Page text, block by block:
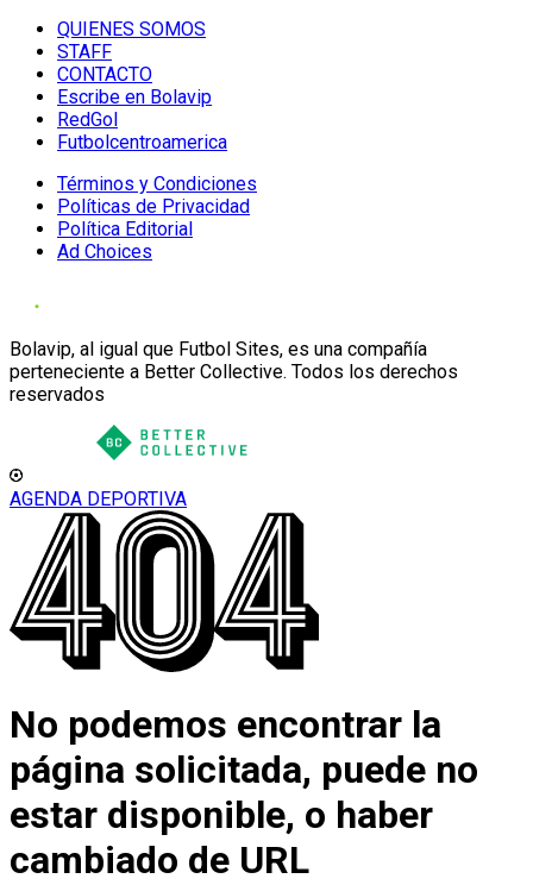
QUIENES SOMOS
STAFF
CONTACTO
Escribe en Bolavip
RedGol
Futbolcentroamerica
Términos y Condiciones
Políticas de Privacidad
Política Editorial
Ad Choices
Bolavip, al igual que Futbol Sites, es una compañía
perteneciente a Better Collective. Todos los derechos
reservados
AGENDA DEPORTIVA
No podemos encontrar la
página solicitada, puede no
estar disponible, o haber
cambiado de URL